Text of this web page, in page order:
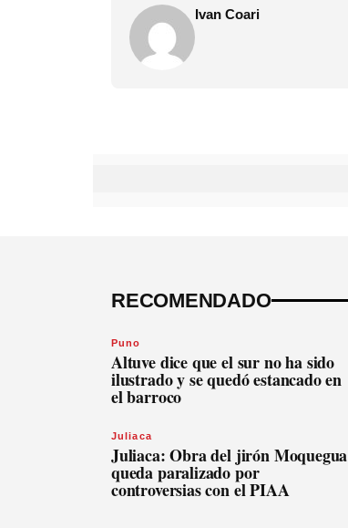
Ivan Coari
RECOMENDADO
Puno
Altuve dice que el sur no ha sido
ilustrado y se quedó estancado en
el barroco
Juliaca
Juliaca: Obra del jirón Moquegua
queda paralizado por
controversias con el PIAA